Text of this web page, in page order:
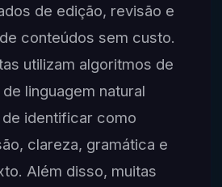
de edição, revisão e
conteúdos sem custo.
utilizam algoritmos de
linguagem natural
identificar como
clareza, gramática e
Além disso, muitas